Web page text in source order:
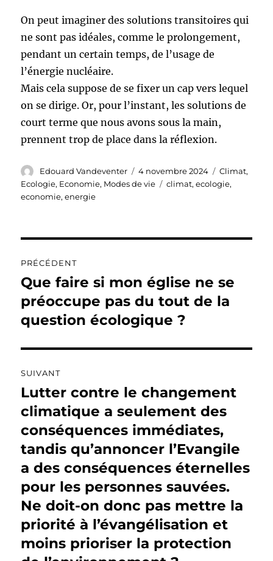
On peut imaginer des solutions transitoires qui
ne sont pas idéales, comme le prolongement,
pendant un certain temps, de l’usage de
l’énergie nucléaire.
Mais cela suppose de se fixer un cap vers lequel
on se dirige. Or, pour l’instant, les solutions de
court terme que nous avons sous la main,
prennent trop de place dans la réflexion.
Auteur
Edouard Vandeventer
Publié
le
4 novembre 2024 Catégories
Climat,
Ecologie, Economie, Modes de vie Étiquettes
climat,ecologie,
economie,energie
de
l’article
PRÉCÉDENT
Publication
précédente :
Que faire si mon église ne se
préoccupe pas du tout de la
question écologique ?
SUIVANT
Publication
suivante :
Lutter contre le changement
climatique a seulement des
conséquences immédiates,
tandis qu’annoncer l’Evangile
a des conséquences éternelles
pour les personnes sauvées.
Ne doit-on donc pas mettre la
priorité à l’évangélisation et
moins prioriser la protection